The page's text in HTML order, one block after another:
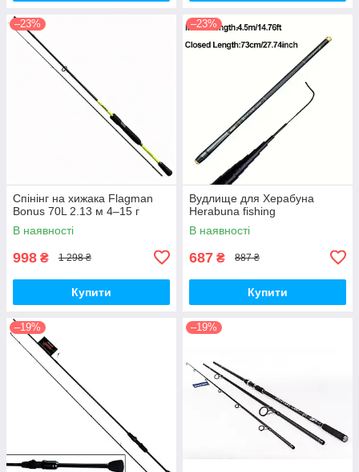
–23%
Спінінг на хижака Flagman
Bonus 70L 2.13 м 4–15 г
В наявності
998 ₴ 1 298 ₴
Купити
–23%
Вудлище для Херабуна
Herabuna fishing
В наявності
687 ₴ 887 ₴
Купити
–19% –19%